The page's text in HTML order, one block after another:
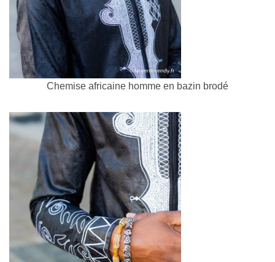
Chemise africaine homme en bazin brodé